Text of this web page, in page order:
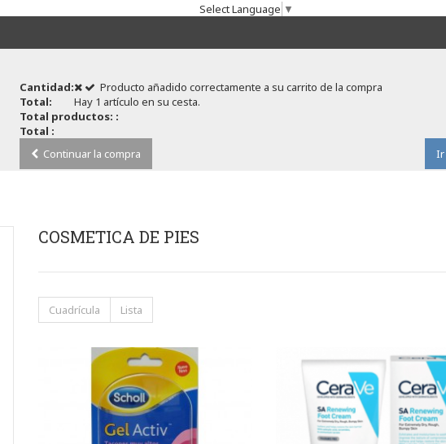
Select Language ▼
Producto añadido correctamente a su carrito de la compra
Cantidad:
Total:
Hay 1 artículo en su cesta.
Total productos: :
Total :
Continuar la compra
Ir
COSMETICA DE PIES
Cuadrícula Lista